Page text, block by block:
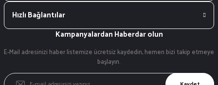
Hızlı Bağlantılar
Kampanyalardan Haberdar olun
E-Mail adresinizi haber listemize ücretsiz kaydedin, hemen bizi takip etmeye
başlayın.